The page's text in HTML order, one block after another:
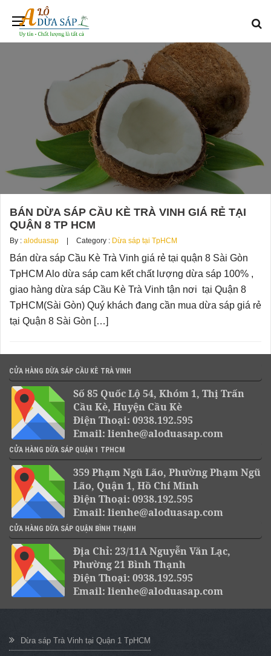
BÁN DỪA SÁP CẦU KÈ TRÀ VINH GIÁ RẺ TẠI
QUẬN 8 TP HCM
By : aloduasap Category : Dừa sáp tại TpHCM
Bán dừa sáp Cầu Kè Trà Vinh giá rẻ tại quận 8 Sài Gòn
TpHCM Alo dừa sáp cam kết chất lượng dừa sáp 100% ,
giao hàng dừa sáp Cầu Kè Trà Vinh tận nơi tại Quận 8
TpHCM(Sài Gòn) Quý khách đang cần mua dừa sáp giá rẻ
tại Quận 8 Sài Gòn […]
CỬA HÀNG DỪA SÁP CẦU KÈ TRÀ VINH
Số 85 Quốc Lộ 54, Khóm 1, Thị Trấn
Cầu Kè, Huyện Cầu Kè
Điện Thoại: 0938.192.595
Email: lienhe@aloduasap.com
CỬA HÀNG DỪA SÁP QUẬN 1 TPHCM
359 Phạm Ngũ Lão, Phường Phạm Ngũ
Lão, Quận 1, Hồ Chí Minh
Điện Thoại: 0938.192.595
Email: lienhe@aloduasap.com
CỬA HÀNG DỪA SÁP QUẬN BÌNH THẠNH
Địa Chỉ: 23/11A Nguyễn Văn Lạc,
Phường 21 Bình Thạnh
Điện Thoại: 0938.192.595
Email: lienhe@aloduasap.com
Dừa sáp Trà Vinh tại Quận 1 TpHCM